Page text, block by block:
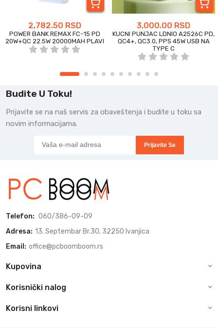
2,782.50 RSD
POWER BANK REMAX FC-15 PD
20W+QC 22.5W 20000MAH PLAVI
3,000.00 RSD
KUCNI PUNJAC LDNIO A2526C PD,
QC4+, QC3.0, PPS 45W USB NA
TYPE C
Budite U Toku!
Prijavite se na naš servis za obaveštenja i budite u toku sa
novim informacijama.
Prijavite Se
Telefon: 060/386-09-09
Adresa: 13. Septembar Br.30, 32250 Ivanjica
Email: office@pcboomboom.rs
Kupovina
Korisnički nalog
Korisni linkovi